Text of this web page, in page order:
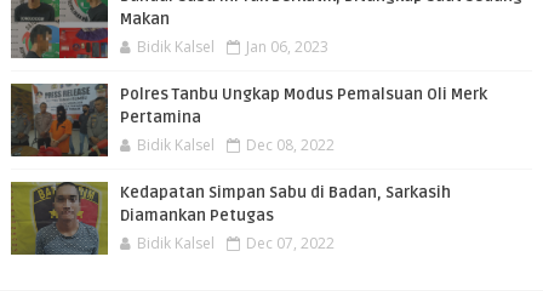
Makan
Bidik Kalsel Jan 06, 2023
Polres Tanbu Ungkap Modus Pemalsuan Oli Merk
Pertamina
Bidik Kalsel Dec 08, 2022
Kedapatan Simpan Sabu di Badan, Sarkasih
Diamankan Petugas
Bidik Kalsel Dec 07, 2022